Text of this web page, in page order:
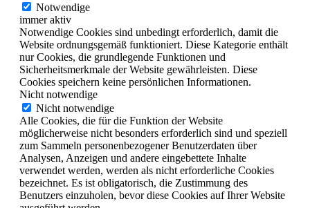
Notwendige
immer aktiv
Notwendige Cookies sind unbedingt erforderlich, damit die
Website ordnungsgemäß funktioniert. Diese Kategorie enthält
nur Cookies, die grundlegende Funktionen und
Sicherheitsmerkmale der Website gewährleisten. Diese
Cookies speichern keine persönlichen Informationen.
Nicht notwendige
Nicht notwendige
Alle Cookies, die für die Funktion der Website
möglicherweise nicht besonders erforderlich sind und speziell
zum Sammeln personenbezogener Benutzerdaten über
Analysen, Anzeigen und andere eingebettete Inhalte
verwendet werden, werden als nicht erforderliche Cookies
bezeichnet. Es ist obligatorisch, die Zustimmung des
Benutzers einzuholen, bevor diese Cookies auf Ihrer Website